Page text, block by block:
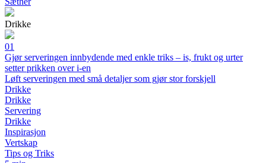
Drikke
01
Gjør serveringen innbydende med enkle triks – is, frukt og urter
setter prikken over i-en
Løft serveringen med små detaljer som gjør stor forskjell
Drikke
Drikke
Servering
Drikke
Inspirasjon
Vertskap
Tips og Triks